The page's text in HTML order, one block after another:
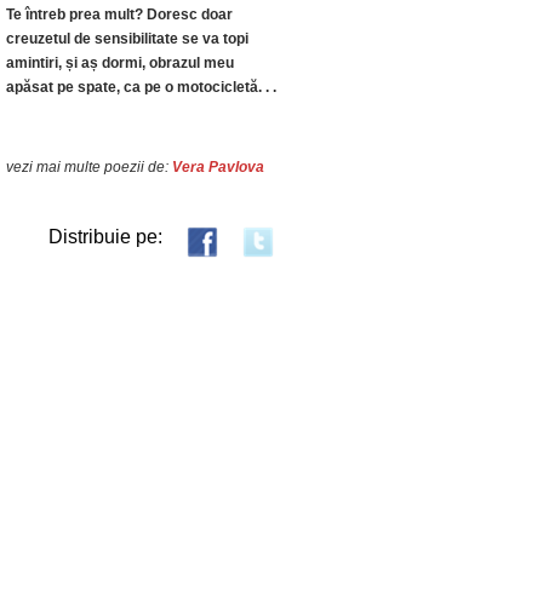
Te întreb prea mult? Doresc doar
creuzetul de sensibilitate se va topi
amintiri, și aș dormi, obrazul meu
apăsat pe spate, ca pe o motocicletă. . .
vezi mai multe poezii de: Vera Pavlova
Distribuie pe: